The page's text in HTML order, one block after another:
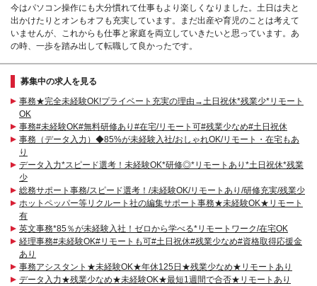
今はパソコン操作にも大分慣れて仕事もより楽しくなりました。土日は夫と
出かけたりとオンもオフも充実しています。まだ出産や育児のことは考えて
いませんが、これからも仕事と家庭を両立していきたいと思っています。あ
の時、一歩を踏み出して転職して良かったです。
募集中の求人を見る
事務★完全未経験OK!プライベート充実の理由→土日祝休*残業少*リモート
OK
事務#未経験OK#無料研修あり#在宅/リモート可#残業少なめ#土日祝休
事務（データ入力）◆85%が未経験入社/おしゃれOK/リモート・在宅もあ
り
データ入力*スピード選考！未経験OK*研修◎*リモートあり*土日祝休*残業
少
総務サポート事務/スピード選考！/未経験OK/リモートあり/研修充実/残業少
ホットペッパー等リクルート社の編集サポート事務★未経験OK★リモート
有
英文事務*85％が未経験入社！ゼロから学べる*リモートワーク/在宅OK
経理事務#未経験OK#リモートも可#土日祝休#残業少なめ#資格取得応援金
あり
事務アシスタント★未経験OK★年休125日★残業少なめ★リモートあり
データ入力★残業少なめ★未経験OK★最短1週間で合否★リモートあり